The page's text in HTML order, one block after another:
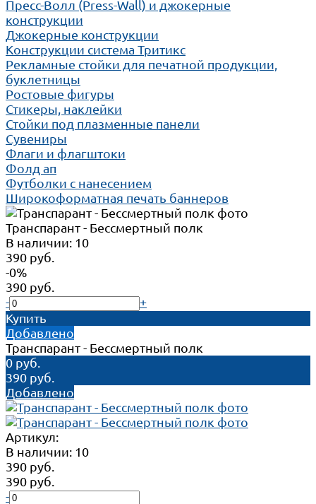
Пресс-Волл (Press-Wall) и джокерные
конструкции
Джокерные конструкции
Конструкции система Тритикс
Рекламные стойки для печатной продукции,
буклетницы
Ростовые фигуры
Стикеры, наклейки
Стойки под плазменные панели
Сувениры
Флаги и флагштоки
Фолд ап
Футболки с нанесением
Широкоформатная печать баннеров
Транспарант - Бессмертный полк
В наличии: 10
390 руб.
-0%
390 руб.
-
+
Купить
Добавлено
Транспарант - Бессмертный полк
0 руб.
390 руб.
Добавлено
Артикул:
В наличии: 10
390 руб.
390 руб.
-